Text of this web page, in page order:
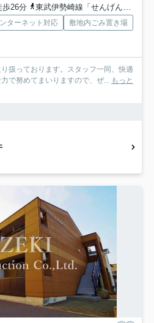
歩26分
東武伊勢崎線「せんげん台」駅 徒歩34分
ターネット対応
敷地内ごみ置き場
扱っております。スタッフ一同、快適
で努めてまいりますので、ぜ... もっと